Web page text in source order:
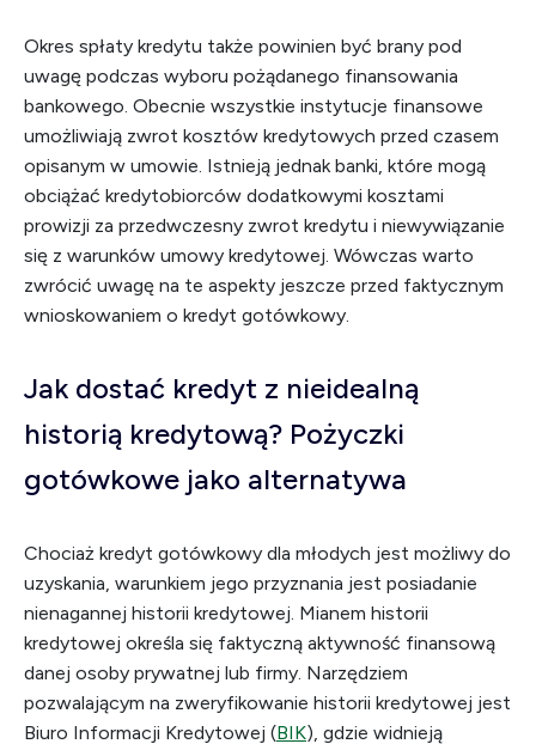
Okres spłaty kredytu także powinien być brany pod
uwagę podczas wyboru pożądanego finansowania
bankowego. Obecnie wszystkie instytucje finansowe
umożliwiają zwrot kosztów kredytowych przed czasem
opisanym w umowie. Istnieją jednak banki, które mogą
obciążać kredytobiorców dodatkowymi kosztami
prowizji za przedwczesny zwrot kredytu i niewywiązanie
się z warunków umowy kredytowej. Wówczas warto
zwrócić uwagę na te aspekty jeszcze przed faktycznym
wnioskowaniem o kredyt gotówkowy.
Jak dostać kredyt z nieidealną
historią kredytową? Pożyczki
gotówkowe jako alternatywa
Chociaż kredyt gotówkowy dla młodych jest możliwy do
uzyskania, warunkiem jego przyznania jest posiadanie
nienagannej historii kredytowej. Mianem historii
kredytowej określa się faktyczną aktywność finansową
danej osoby prywatnej lub firmy. Narzędziem
pozwalającym na zweryfikowanie historii kredytowej jest
Biuro Informacji Kredytowej (BIK), gdzie widnieją